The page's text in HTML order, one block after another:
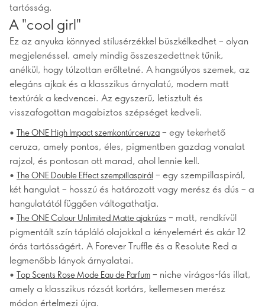
tartósság.
A "cool girl"
Ez az anyuka könnyed stílusérzékkel büszkélkedhet – olyan
megjelenéssel, amely mindig összeszedettnek tűnik,
anélkül, hogy túlzottan erőltetné. A hangsúlyos szemek, az
elegáns ajkak és a klasszikus árnyalatú, modern matt
textúrák a kedvencei. Az egyszerű, letisztult és
visszafogottan magabiztos szépséget kedveli.
• The ONE High Impact szemkontúrceruza – egy tekerhető
ceruza, amely pontos, éles, pigmentben gazdag vonalat
rajzol, és pontosan ott marad, ahol lennie kell.
• The ONE Double Effect szempillaspirál – egy szempillaspirál,
két hangulat – hosszú és határozott vagy merész és dús – a
hangulatától függően váltogathatja.
• The ONE Colour Unlimited Matte ajakrúzs – matt, rendkívül
pigmentált szín tápláló olajokkal a kényelemért és akár 12
órás tartósságért. A Forever Truffle és a Resolute Red a
legmenőbb lányok árnyalatai.
• Top Scents Rose Mode Eau de Parfum – niche virágos-fás illat,
amely a klasszikus rózsát kortárs, kellemesen merész
módon értelmezi újra.